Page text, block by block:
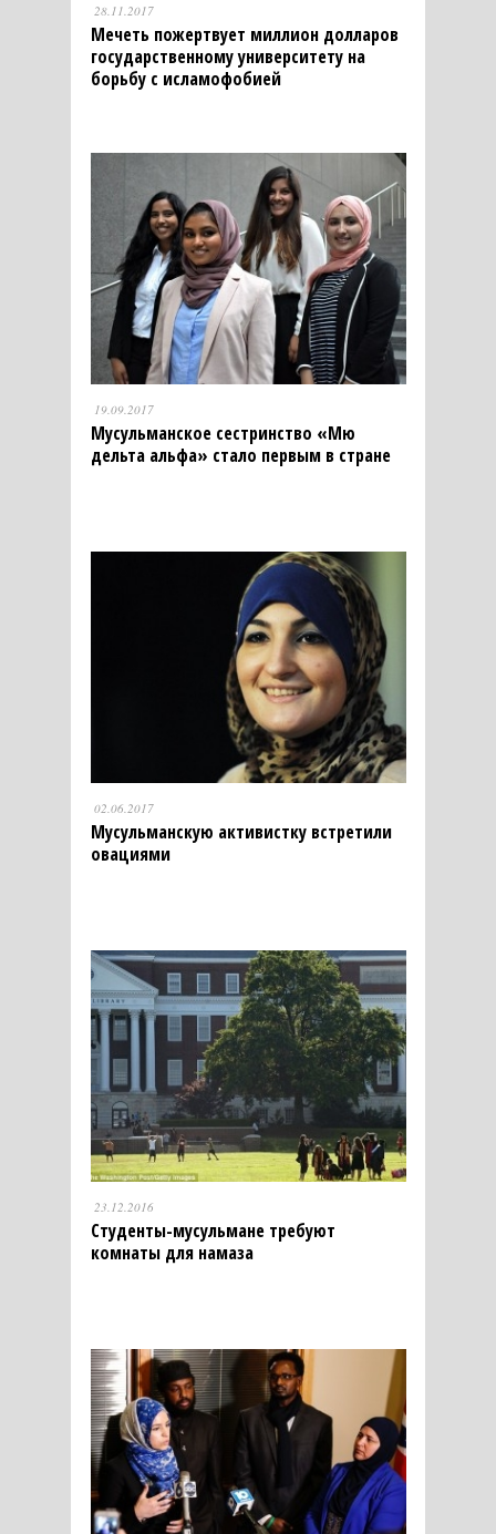
28.11.2017
Мечеть пожертвует миллион долларов
государственному университету на
борьбу с исламофобией
19.09.2017
Мусульманское сестринство «Мю
дельта альфа» стало первым в стране
02.06.2017
Мусульманскую активистку встретили
овациями
23.12.2016
Студенты-мусульмане требуют
комнаты для намаза